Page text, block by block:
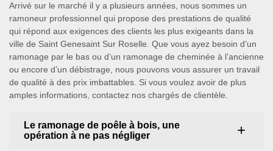
Arrivé sur le marché il y a plusieurs années, nous sommes un
ramoneur professionnel qui propose des prestations de qualité
qui répond aux exigences des clients les plus exigeants dans la
ville de Saint Genesaint Sur Roselle. Que vous ayez besoin d’un
ramonage par le bas ou d’un ramonage de cheminée à l’ancienne
ou encore d’un débistrage, nous pouvons vous assurer un travail
de qualité à des prix imbattables. Si vous voulez avoir de plus
amples informations, contactez nos chargés de clientèle.
Le ramonage de poêle à bois, une
opération à ne pas négliger